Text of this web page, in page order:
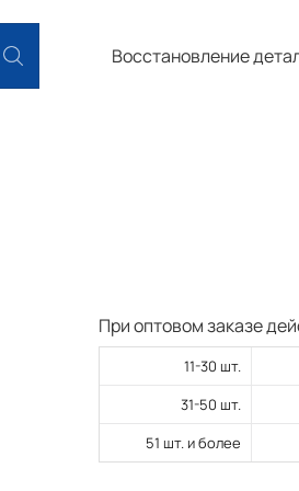
Восстановление
При оптовом заказе
11-30 шт.
31-50 шт.
51 шт. и более